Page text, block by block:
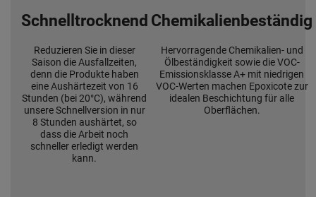
Schnelltrocknend
Reduzieren Sie in dieser
Saison die Ausfallzeiten,
denn die Produkte haben
eine Aushärtezeit von 16
Stunden (bei 20°C), während
unsere Schnellversion in nur
8 Stunden aushärtet, so
dass die Arbeit noch
schneller erledigt werden
kann.
Chemikalienbeständig
Hervorragende Chemikalien- und
Ölbeständigkeit sowie die VOC-
Emissionsklasse A+ mit niedrigen
VOC-Werten machen Epoxicote zur
idealen Beschichtung für alle
Oberflächen.